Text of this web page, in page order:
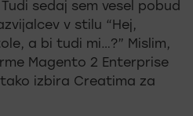
sedaj sem vesel pobud
v stilu “Hej,
a bi tudi mi…?” Mislim,
Magento 2 Enterprise
izbira Creatima za